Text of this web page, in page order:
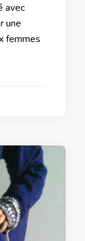
avec
une
femmes